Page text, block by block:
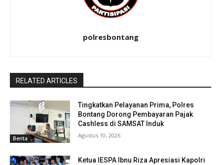
polresbontang
RELATED ARTICLES
Berita
Tingkatkan Pelayanan Prima, Polres
Bontang Dorong Pembayaran Pajak
Cashless di SAMSAT Induk
Agustus 10, 2026
Ketua IESPA Ibnu Riza Apresiasi Kapolri